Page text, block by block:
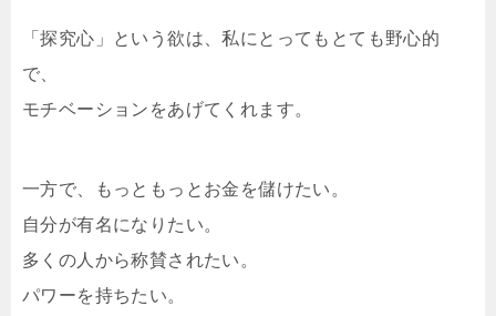
「探究心」という欲は、私にとってもとても野心的
で、
モチベーションをあげてくれます。
一方で、もっともっとお金を儲けたい。
自分が有名になりたい。
多くの人から称賛されたい。
パワーを持ちたい。